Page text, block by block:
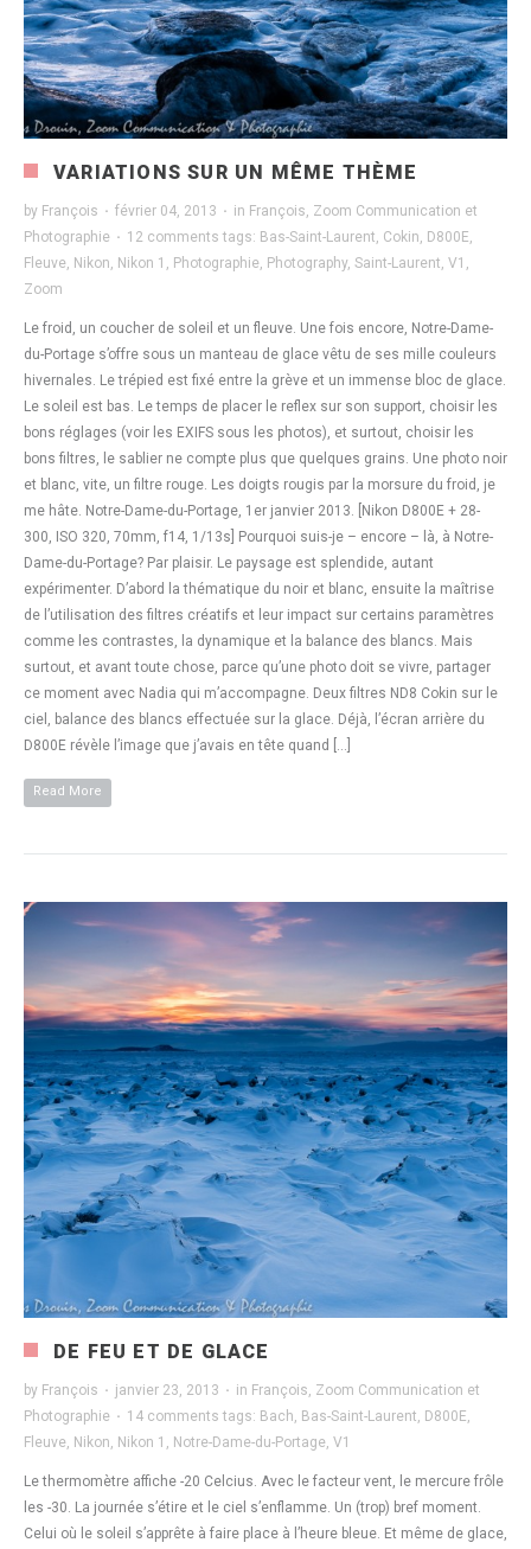
VARIATIONS SUR UN MÊME THÈME
by François · février 04, 2013 · in François Zoom Communication et
Photographie · 12 comments tags: Bas-Saint-Laurent Cokin D800E
Fleuve Nikon Nikon 1 Photographie Photography, Saint-Laurent V1
Zoom
Le froid, un coucher de soleil et un fleuve. Une fois encore, Notre-Dame-
du-Portage s’offre sous un manteau de glace vêtu de ses mille couleurs
hivernales. Le trépied est fixé entre la grève et un immense bloc de glace.
Le soleil est bas. Le temps de placer le reflex sur son support, choisir les
bons réglages (voir les EXIFS sous les photos), et surtout, choisir les
bons filtres, le sablier ne compte plus que quelques grains. Une photo noir
et blanc, vite, un filtre rouge. Les doigts rougis par la morsure du froid, je
me hâte. Notre-Dame-du-Portage, 1er janvier 2013. [Nikon D800E + 28-
300, ISO 320, 70mm, f14, 1/13s] Pourquoi suis-je – encore – là, à Notre-
Dame-du-Portage? Par plaisir. Le paysage est splendide, autant
expérimenter. D’abord la thématique du noir et blanc, ensuite la maîtrise
de l’utilisation des filtres créatifs et leur impact sur certains paramètres
comme les contrastes, la dynamique et la balance des blancs. Mais
surtout, et avant toute chose, parce qu’une photo doit se vivre, partager
ce moment avec Nadia qui m’accompagne. Deux filtres ND8 Cokin sur le
ciel, balance des blancs effectuée sur la glace. Déjà, l’écran arrière du
D800E révèle l’image que j’avais en tête quand […]
Read More
DE FEU ET DE GLACE
by François · janvier 23, 2013 · in François Zoom Communication et
Photographie · 14 comments tags: Bach Bas-Saint-Laurent D800E
Fleuve Nikon Nikon 1 Notre-Dame-du-Portage V1
Le thermomètre affiche -20 Celcius. Avec le facteur vent, le mercure frôle
les -30. La journée s’étire et le ciel s’enflamme. Un (trop) bref moment.
Celui où le soleil s’apprête à faire place à l’heure bleue. Et même de glace,